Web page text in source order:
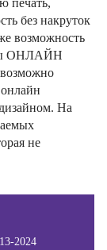
печать,
без накруток
возможность
мы ОНЛАЙН
На
не
2024